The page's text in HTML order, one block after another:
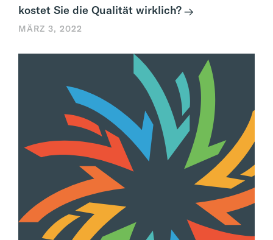
kostet Sie die Qualität wirklich?
MÄRZ 3, 2022